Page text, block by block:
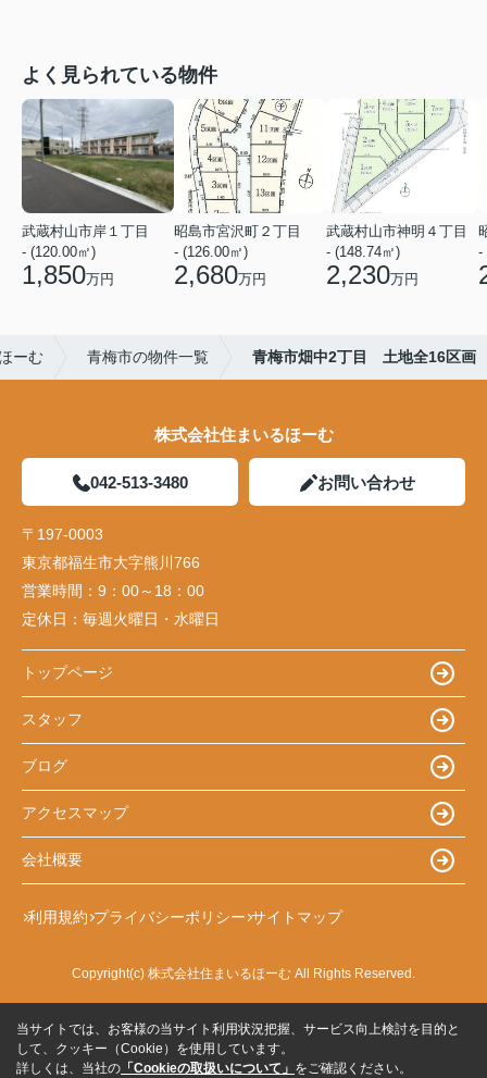
よく見られている物件
武蔵村山市岸１丁目
- (120.00㎡)
1,850万円
昭島市宮沢町２丁目
- (126.00㎡)
2,680万円
武蔵村山市神明４丁目
- (148.74㎡)
2,230万円
-
ーむ 青梅市の物件一覧 青梅市畑中2丁目 土地全16区画
株式会社住まいるほーむ
042-513-3480 お問い合わせ
〒197-0003
東京都福生市大字熊川766
営業時間： 9：00～18：00
定休日： 毎週火曜日・水曜日
トップページ
スタッフ
ブログ
アクセスマップ
会社概要
利用規約 プライバシーポリシー サイトマップ
Copyright(c) 株式会社住まいるほーむ All Rights Reserved.
当サイトでは、お客様の当サイト利用状況把握、サービス向上検討を目的と
して、クッキー（Cookie）を使用しています。
詳しくは、当社の 「Cookieの取扱いについて」 をご確認ください。